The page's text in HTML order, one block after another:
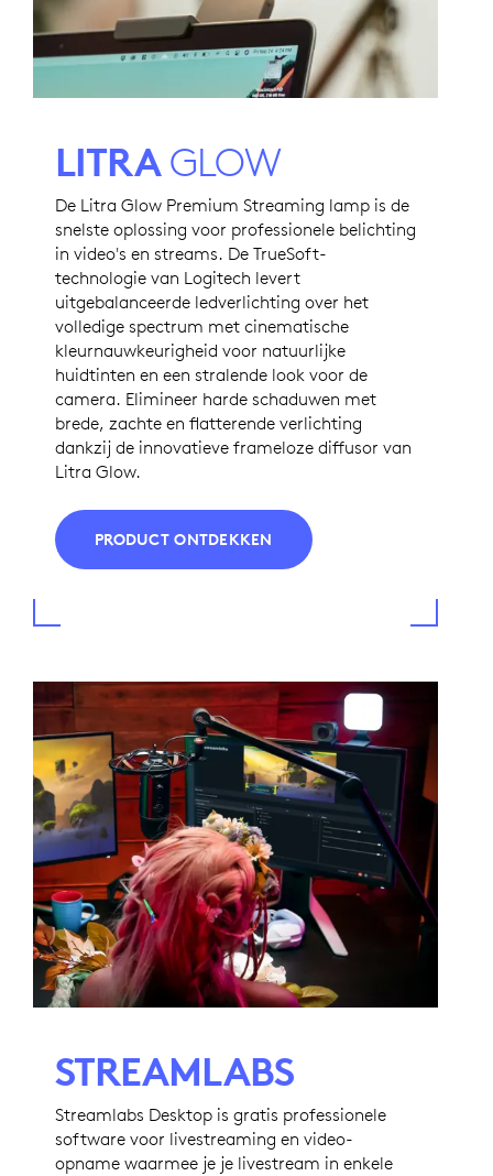
LITRAGLOW
De Litra Glow Premium Streaming lamp is de
snelste oplossing voor professionele belichting
in video's en streams. De TrueSoft-
technologie van Logitech levert
uitgebalanceerde ledverlichting over het
volledige spectrum met cinematische
kleurnauwkeurigheid voor natuurlijke
huidtinten en een stralende look voor de
camera. Elimineer harde schaduwen met
brede, zachte en flatterende verlichting
dankzij de innovatieve frameloze diffusor van
Litra Glow.
PRODUCT ONTDEKKEN
STREAMLABS
Streamlabs Desktop is gratis professionele
software voor livestreaming en video-
opname waarmee je je livestream in enkele